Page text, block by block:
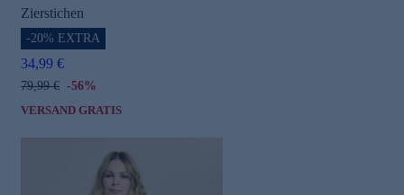
Zierstichen
-20% EXTRA
34,99 €
79,99 € -56%
VERSAND GRATIS